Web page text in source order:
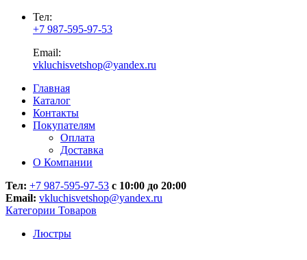
Тел:
+7 987-595-97-53
Email:
vkluchisvetshop@yandex.ru
Главная
Каталог
Контакты
Покупателям
Оплата
Доставка
О Компании
Тел: +7 987-595-97-53 с 10:00 до 20:00
Email: vkluchisvetshop@yandex.ru
Категории Товаров
Люстры